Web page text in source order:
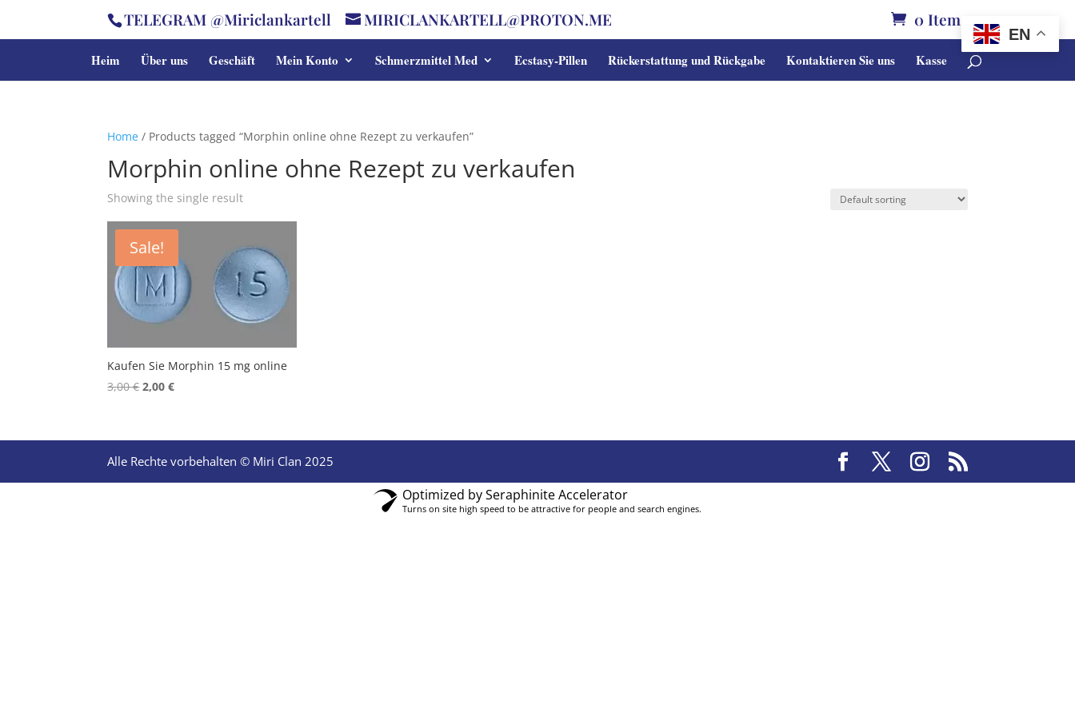
TELEGRAM @Miriclankartell MIRICLANKARTELL@PROTON.ME 0 Items
Heim Über uns Geschäft Mein Konto Schmerzmittel Med Ecstasy-Pillen Rückerstattung und Rückgabe Kontaktieren Sie uns Kasse
Home / Products tagged “Morphin online ohne Rezept zu verkaufen”
Morphin online ohne Rezept zu verkaufen
Showing the single result
Sale!
Kaufen Sie Morphin 15 mg online
3,00€Original
3,00 €.
2,00€Current
2,00 €.
Alle Rechte vorbehalten © Miri Clan 2025
EN
Optimized by Seraphinite Accelerator
Turns on site high speed to be attractive for people and search engines.